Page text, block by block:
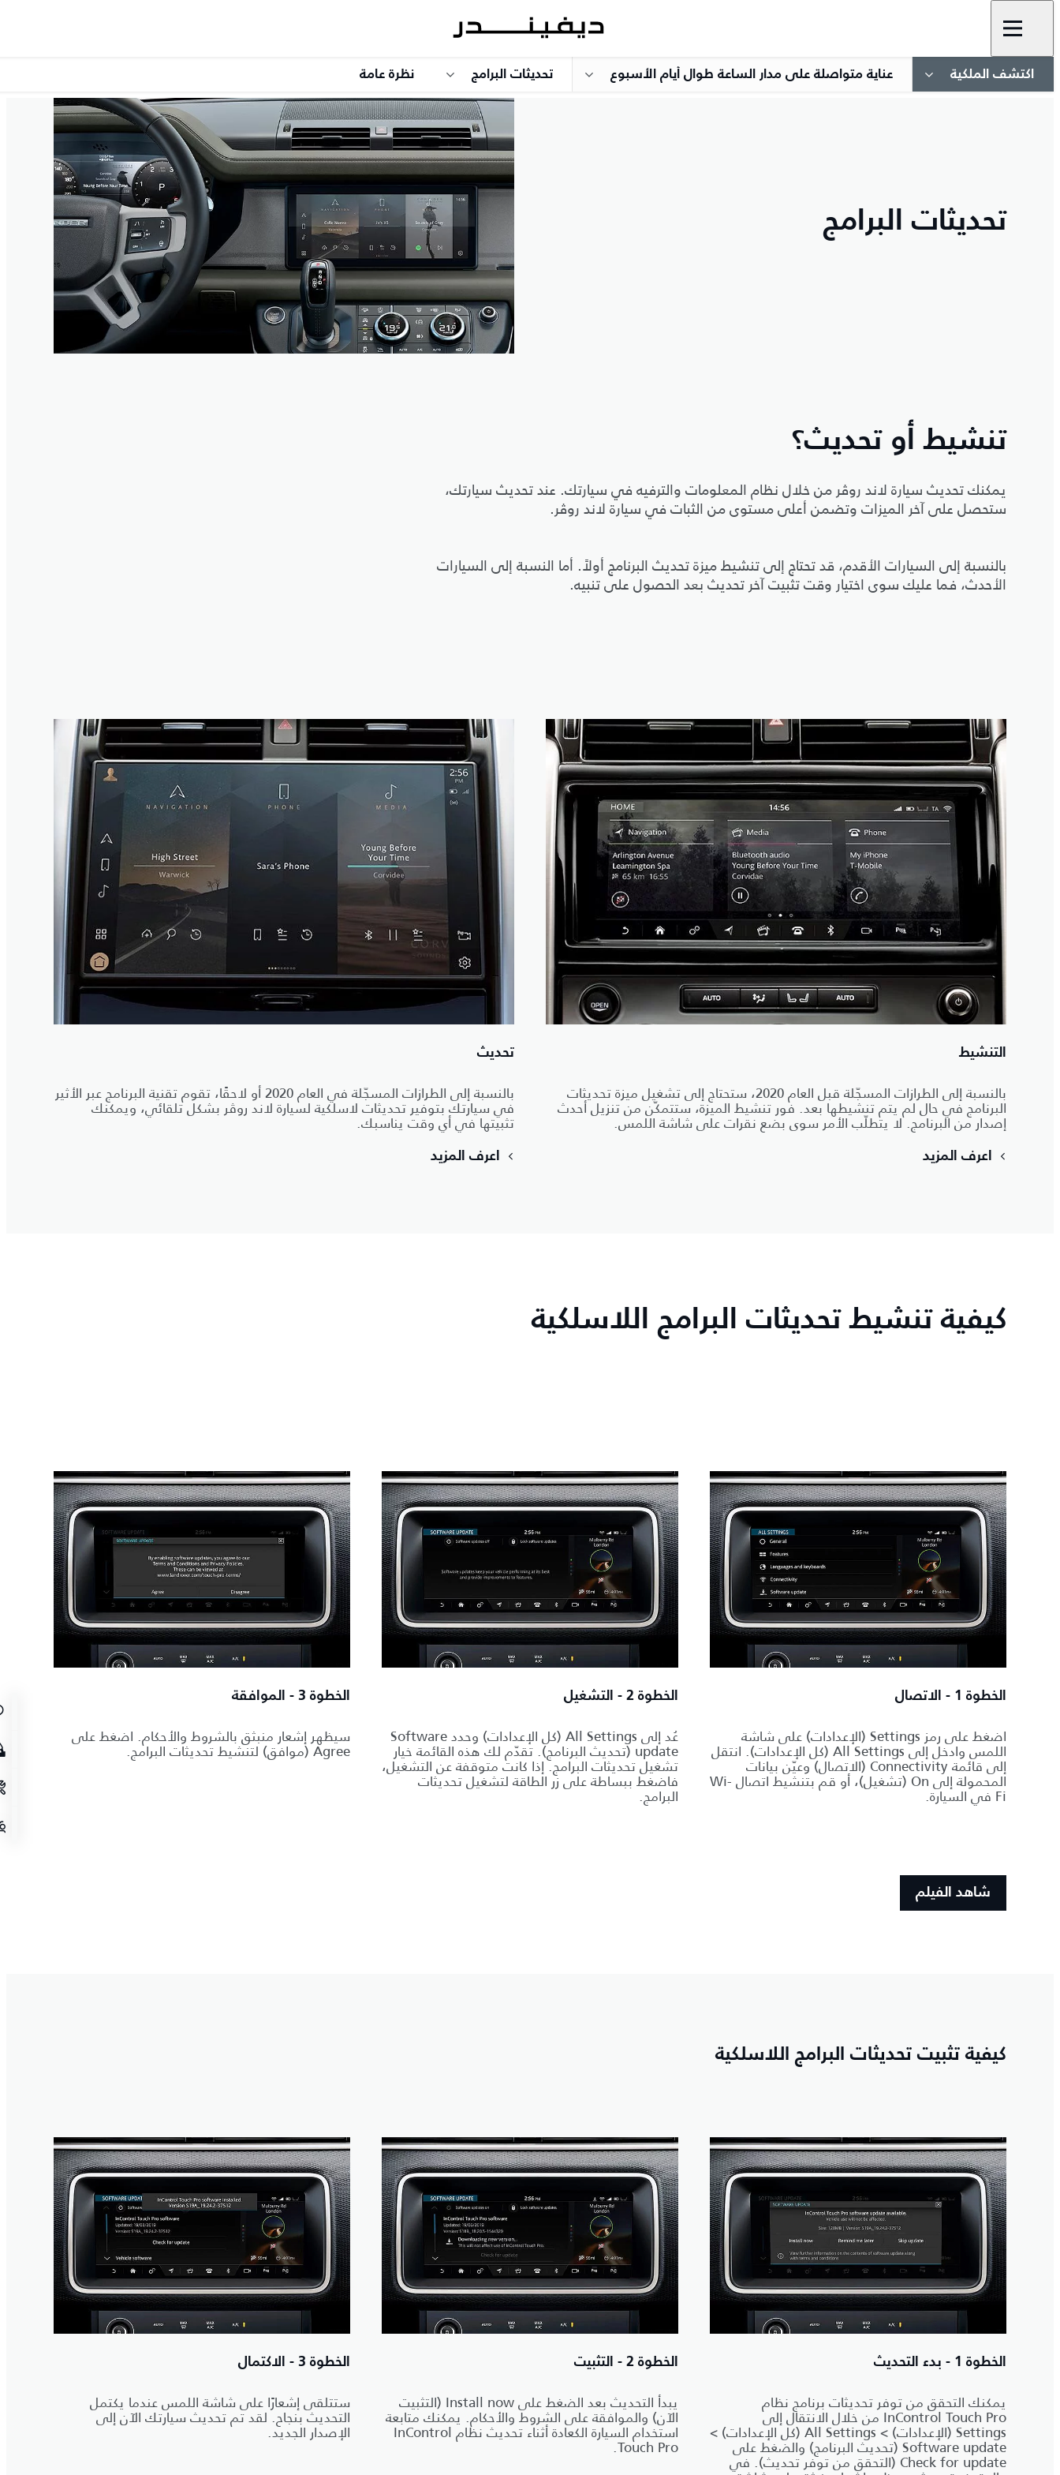
اكتشف الملكية عناية متواصلة على مدار الساعة طوال أيام الأسبوع تحديثات البرامج نظرة عامة
تحديثات البرامج
تنشيط أو تحديث؟
يمكنك تحديث سيارة لاند روڤر من خلال نظام المعلومات والترفيه في سيارتك. عند تحديث سيارتك،
ستحصل على آخر الميزات وتضمن أعلى مستوى من الثبات في سيارة لاند روڤر.
بالنسبة إلى السيارات الأقدم، قد تحتاج إلى تنشيط ميزة تحديث البرنامج أولاً. أما النسبة إلى السيارات
الأحدث، فما عليك سوى اختيار وقت تثبيت آخر تحديث بعد الحصول على تنبيه.
التنشيط
بالنسبة إلى الطرازات المسجّلة قبل العام 2020، ستحتاج إلى تشغيل ميزة تحديثات
البرنامج في حال لم يتم تنشيطها بعد. فور تنشيط الميزة، ستتمكّن من تنزيل أحدث
إصدار من البرنامج. لا يتطلّب الأمر سوى بضع نقرات على شاشة اللمس.
اعرف المزيد
تحديث
بالنسبة إلى الطرازات المسجّلة في العام 2020 أو لاحقًا، تقوم تقنية البرنامج عبر الأثير
في سيارتك بتوفير تحديثات لاسلكية لسيارة لاند روڤر بشكل تلقائي، ويمكنك
تثبيتها في أي وقت يناسبك.
اعرف المزيد
كيفية تنشيط تحديثات البرامج اللاسلكية
الخطوة 1 - الاتصال
اضغط على رمز Settings (الإعدادات) على شاشة
اللمس وادخل إلى All Settings (كل الإعدادات). انتقل
إلى قائمة Connectivity (الاتصال) وعيّن بيانات
المحمولة إلى On (تشغيل)، أو قم بتنشيط اتصال Wi-
Fi في السيارة.
الخطوة 2 - التشغيل
عُد إلى All Settings (كل الإعدادات) وحدد Software
update (تحديث البرنامج). تقدّم لك هذه القائمة خيار
تشغيل تحديثات البرامج. إذا كانت متوقفة عن التشغيل،
فاضغط ببساطة على زر الطاقة لتشغيل تحديثات
البرامج.
الخطوة 3 - الموافقة
سيظهر إشعار منبثق بالشروط والأحكام. اضغط على
Agree (موافق) لتنشيط تحديثات البرامج.
شاهد الفيلم
كيفية تثبيت تحديثات البرامج اللاسلكية
الخطوة 1 - بدء التحديث
يمكنك التحقق من توفر تحديثات برنامج نظام
InControl Touch Pro من خلال الانتقال إلى
Settings (الإعدادات) > All Settings (كل الإعدادات) >
Software update (تحديث البرنامج) والضغط على
Check for update (التحقق من توفر تحديث). في
الخطوة 2 - التثبيت
يبدأ التحديث بعد الضغط على Install now (التثبيت
الآن) والموافقة على الشروط والأحكام. يمكنك متابعة
استخدام السيارة الكعادة أثناء تحديث نظام InControl
Touch Pro.
الخطوة 3 - الاكتمال
ستتلقى إشعارًا على شاشة اللمس عندما يكتمل
التحديث بنجاح. لقد تم تحديث سيارتك الآن إلى
الإصدار الجديد.